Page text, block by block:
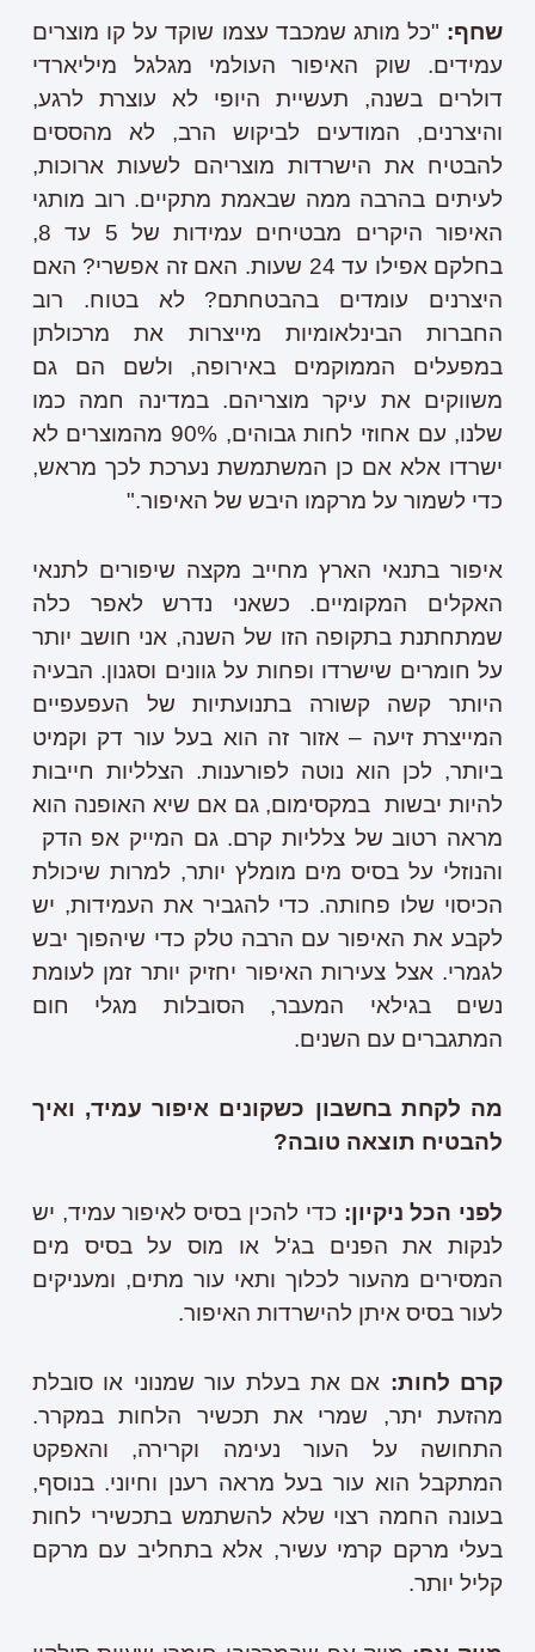
שחף: "כל מותג שמכבד עצמו שוקד על קו מוצרים
עמידים. שוק האיפור העולמי מגלגל מיליארדי
דולרים בשנה, תעשיית היופי לא עוצרת לרגע,
והיצרנים, המודעים לביקוש הרב, לא מהססים
להבטיח את הישרדות מוצריהם לשעות ארוכות,
לעיתים בהרבה ממה שבאמת מתקיים. רוב מותגי
האיפור היקרים מבטיחים עמידות של 5 עד 8,
בחלקם אפילו עד 24 שעות. האם זה אפשרי? האם
היצרנים עומדים בהבטחתם? לא בטוח. רוב
החברות הבינלאומיות מייצרות את מרכולתן
במפעלים הממוקמים באירופה, ולשם הם גם
משווקים את עיקר מוצריהם. במדינה חמה כמו
שלנו, עם אחוזי לחות גבוהים, 90% מהמוצרים לא
ישרדו אלא אם כן המשתמשת נערכת לכך מראש,
כדי לשמור על מרקמו היבש של האיפור."
איפור בתנאי הארץ מחייב מקצה שיפורים לתנאי
האקלים המקומיים. כשאני נדרש לאפר כלה
שמתחתנת בתקופה הזו של השנה, אני חושב יותר
על חומרים שישרדו ופחות על גוונים וסגנון. הבעיה
היותר קשה קשורה בתנועתיות של העפעפיים
המייצרת זיעה – אזור זה הוא בעל עור דק וקמיט
ביותר, לכן הוא נוטה לפורענות. הצלליות חייבות
להיות יבשות במקסימום, גם אם שיא האופנה הוא
מראה רטוב של צלליות קרם. גם המייק אפ הדק
והנוזלי על בסיס מים מומלץ יותר, למרות שיכולת
הכיסוי שלו פחותה. כדי להגביר את העמידות, יש
לקבע את האיפור עם הרבה טלק כדי שיהפוך יבש
לגמרי. אצל צעירות האיפור יחזיק יותר זמן לעומת
נשים בגילאי המעבר, הסובלות מגלי חום
המתגברים עם השנים.
מה לקחת בחשבון כשקונים איפור עמיד, ואיך
להבטיח תוצאה טובה?
לפני הכל ניקיון: כדי להכין בסיס לאיפור עמיד, יש
לנקות את הפנים בג'ל או מוס על בסיס מים
המסירים מהעור לכלוך ותאי עור מתים, ומעניקים
לעור בסיס איתן להישרדות האיפור.
קרם לחות: אם את בעלת עור שמנוני או סובלת
מהזעת יתר, שמרי את תכשיר הלחות במקרר.
התחושה על העור נעימה וקרירה, והאפקט
המתקבל הוא עור בעל מראה רענן וחיוני. בנוסף,
בעונה החמה רצוי שלא להשתמש בתכשירי לחות
בעלי מרקם קרמי עשיר, אלא בתחליב עם מרקם
קליל יותר.